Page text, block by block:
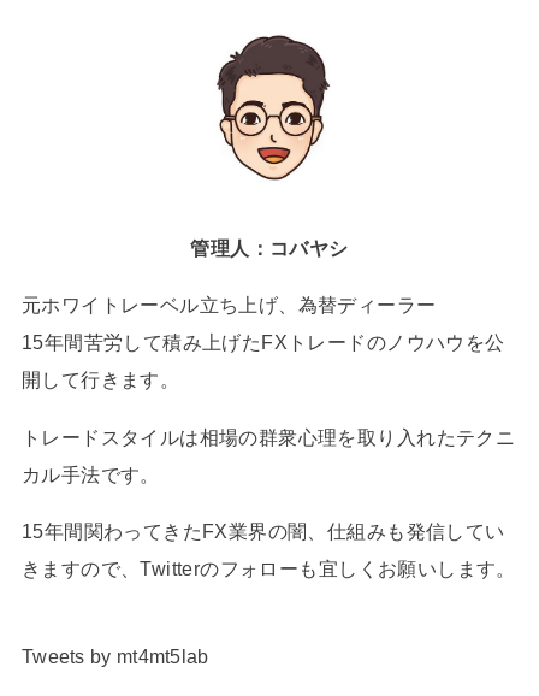
管理人：コバヤシ
元ホワイトレーベル立ち上げ、為替ディーラー
15年間苦労して積み上げたFXトレードのノウハウを公
開して行きます。
トレードスタイルは相場の群衆心理を取り入れたテクニ
カル手法です。
15年間関わってきたFX業界の闇、仕組みも発信してい
きますので、Twitterのフォローも宜しくお願いします。
Tweets by mt4mt5lab